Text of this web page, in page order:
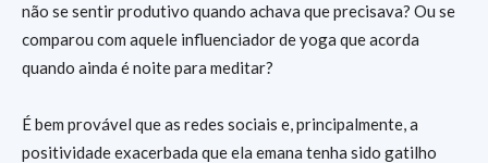
não se sentir produtivo quando achava que precisava? Ou se
comparou com aquele influenciador de yoga que acorda
quando ainda é noite para meditar?
É bem provável que as redes sociais e, principalmente, a
positividade exacerbada que ela emana tenha sido gatilho